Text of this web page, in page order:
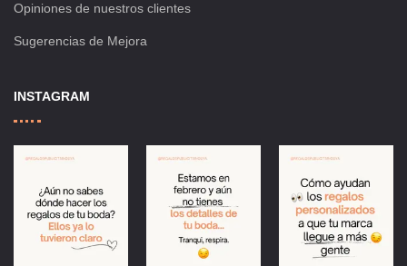
Opiniones de nuestros clientes
Sugerencias de Mejora
INSTAGRAM